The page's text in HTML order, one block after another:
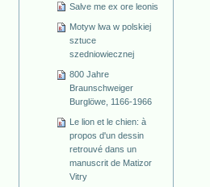
Salve me ex ore leonis
Motyw lwa w polskiej
sztuce
szedniowiecznej
800 Jahre
Braunschweiger
Burglöwe, 1166-1966
Le lion et le chien: à
propos d'un dessin
retrouvé dans un
manuscrit de Matizor
Vitry